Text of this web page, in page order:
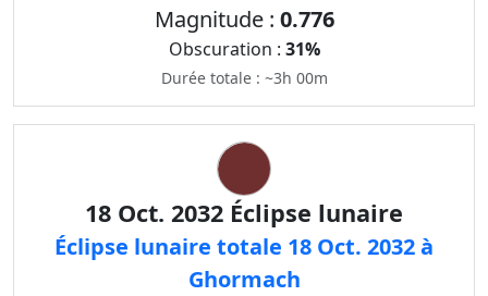
Magnitude : 0.776
Obscuration : 31%
Durée totale : ~3h 00m
18 Oct. 2032 Éclipse lunaire
Éclipse lunaire totale 18 Oct. 2032 à
Ghormach